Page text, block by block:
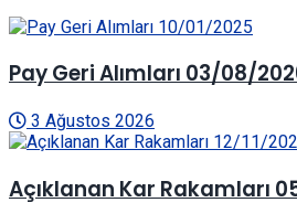
Pay Geri Alımları 03/08/
3 Ağustos 2026
Açıklanan Kar Rakamları